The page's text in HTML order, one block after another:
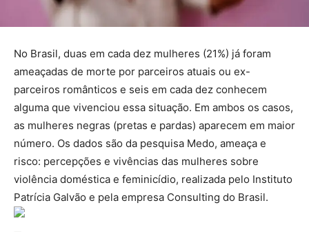
No Brasil, duas em cada dez mulheres (21%) já foram
ameaçadas de morte por parceiros atuais ou ex-
parceiros românticos e seis em cada dez conhecem
alguma que vivenciou essa situação. Em ambos os casos,
as mulheres negras (pretas e pardas) aparecem em maior
número. Os dados são da pesquisa Medo, ameaça e
risco: percepções e vivências das mulheres sobre
violência doméstica e feminicídio, realizada pelo Instituto
Patrícia Galvão e pela empresa Consulting do Brasil.